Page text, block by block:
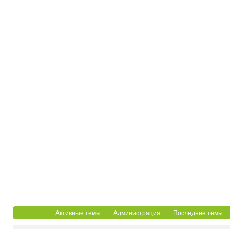
Активные темы Администрация Последние темы